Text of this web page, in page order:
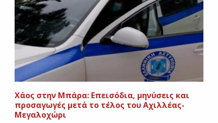
Xάος στην Μπάρα: Επεισόδια, μηνύσεις και
προσαγωγές μετά το τέλος του Αχιλλέας-
Μεγαλοχώρι